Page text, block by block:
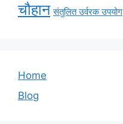
चौहान संतुलित उर्वरक उपयोग
Home
Blog